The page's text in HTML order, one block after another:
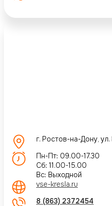
г. Ростов-на-Дону,
Пн-Пт: 09.00-17.30
Сб: 11.00-15.00
Вс: Выходной
vse-kresla.ru
8 (863) 2372454